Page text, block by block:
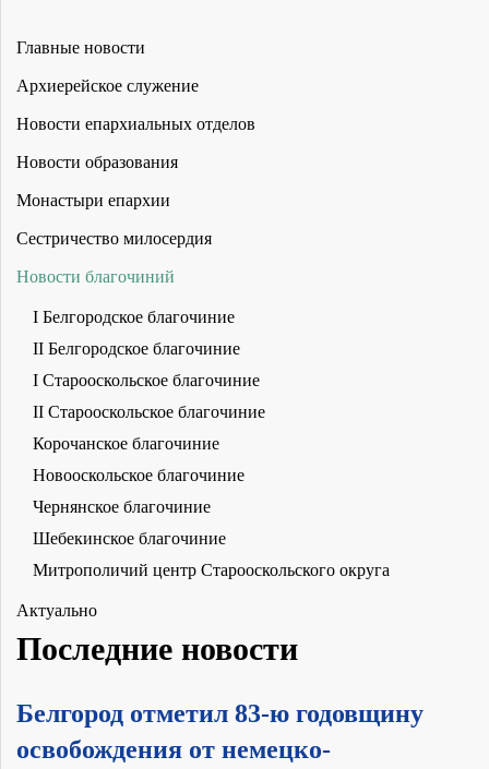
Главные новости
Архиерейское служение
Новости епархиальных отделов
Новости образования
Монастыри епархии
Сестричество милосердия
Новости благочиний
I Белгородское благочиние
II Белгородское благочиние
I Старооскольское благочиние
II Старооскольское благочиние
Корочанское благочиние
Новооскольское благочиние
Чернянское благочиние
Шебекинское благочиние
Митрополичий центр Старооскольского округа
Актуально
Последние новости
Белгород отметил 83-ю годовщину
освобождения от немецко-